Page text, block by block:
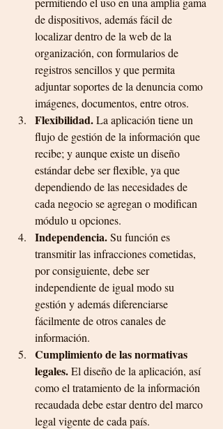
de dispositivos, además fácil de
localizar dentro de la web de la
organización, con formularios de
registros sencillos y que permita
adjuntar soportes de la denuncia como
imágenes, documentos, entre otros.
Flexibilidad. La aplicación tiene un
flujo de gestión de la información que
recibe; y aunque existe un diseño
estándar debe ser flexible, ya que
dependiendo de las necesidades de
cada negocio se agregan o modifican
módulo u opciones.
Independencia. Su función es
transmitir las infracciones cometidas,
por consiguiente, debe ser
independiente de igual modo su
gestión y además diferenciarse
fácilmente de otros canales de
información.
Cumplimiento de las normativas
legales. El diseño de la aplicación, así
como el tratamiento de la información
recaudada debe estar dentro del marco
legal vigente de cada país.